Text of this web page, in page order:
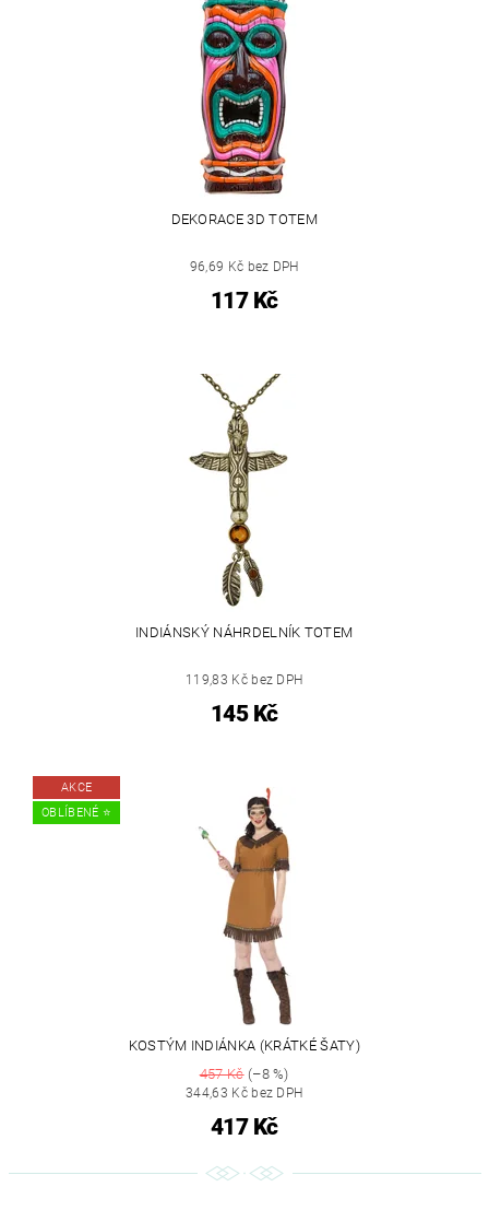
DEKORACE 3D TOTEM
96,69 Kč bez DPH
117 Kč
INDIÁNSKÝ NÁHRDELNÍK TOTEM
119,83 Kč bez DPH
145 Kč
AKCE
OBLÍBENÉ ⭐️
KOSTÝM INDIÁNKA (KRÁTKÉ ŠATY)
457 Kč(–8 %)
344,63 Kč bez DPH
417 Kč